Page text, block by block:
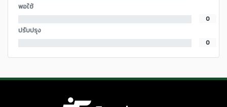
พอใช้
0
ปรับปรุง
0